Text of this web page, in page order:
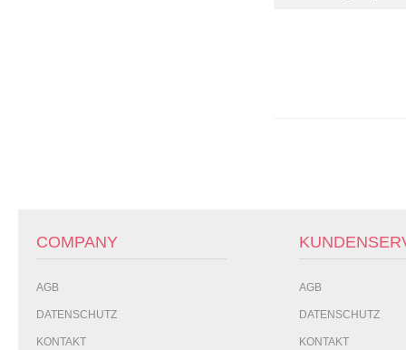
COMPANY
AGB
DATENSCHUTZ
KONTAKT
AGB
DATENSCHUTZ
KONTAKT